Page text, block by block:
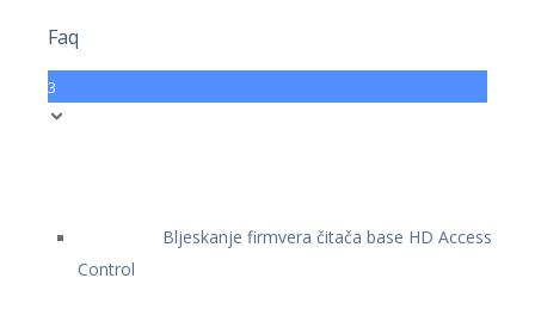
Faq
3
Bljeskanje firmvera čitača base HD Access
Control